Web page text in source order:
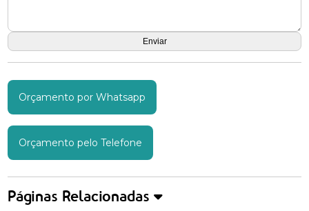
Orçamento por Whatsapp
Orçamento pelo Telefone
Páginas Relacionadas